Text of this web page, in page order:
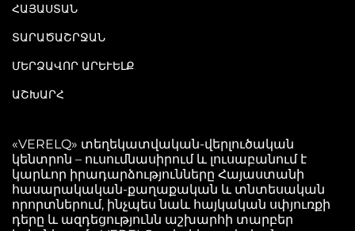
ՀԱՅԱՍՏԱՆ
ՏԱՐԱԾԱՇՐՋԱՆ
ՄԵՐՁԱՎՈՐ ԱՐԵՒԵԼՔ
ԱՇԽԱՐՀ
«VERELQ» տեղեկատվական-վերլուծական
կենտրոն – ուսումնասիրում և լուսաբանում է
կարևոր իրադարձությունները Հայաստանի
հասարակական-քաղաքական և տնտեսական
որորտներում, ինչպես նաև հայկական սփյուռքի
դերը և ազդեցությունն աշխարհի տարբեր